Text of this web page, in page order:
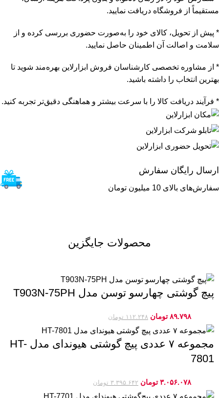
مستقیماً از فروشگاه دریافت نمایید.
* پیش از تحویل، کالای خود را به‌صورت حضوری بررسی کرده و از
سلامت و اصالت آن اطمینان حاصل نمایید.
* از مشاوره تخصصی کارشناسان فروش ابزارلاین بهره‌مند شوید تا
بهترین انتخاب را داشته باشید.
* فرآیند دریافت کالا را با سرعت بیشتر و هماهنگی دقیق‌تر تجربه کنید.
ارسال رایگان سفارش
سفارش‌های بالای 10 میلیون تومان
محصولات جایگزین
پیچ گوشتی چهارسو توسن مدل T903N-75PH
۱۱۲.۲۴۸ تومان ۸۹.۷۹۸ تومان
مجموعه ۷ عددی پیچ‌ گوشتی هیوندای مدل HT-
7801
۳.۳۹۵.۶۴۲ تومان ۳.۰۵۶.۰۷۸ تومان